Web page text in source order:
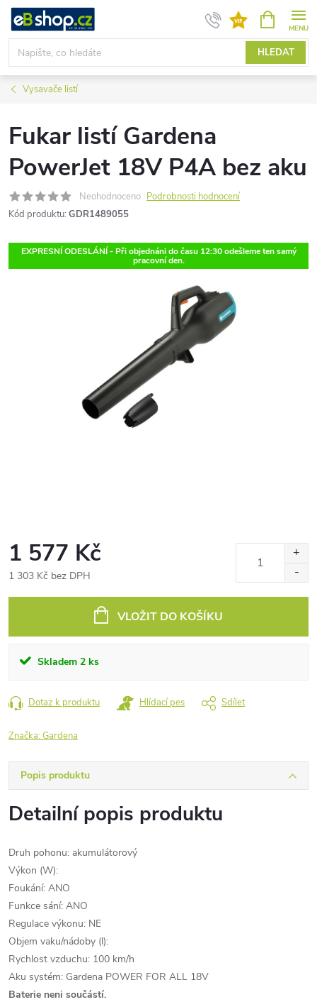
Přejít
obsah
HLEDAT
NÁKUPNÍ
KOŠÍK
Vysavače listí
Fukar listí Gardena
PowerJet 18V P4A bez aku
Neohodnoceno Podrobnosti hodnocení
Kód produktu: GDR1489055
EXPRESNÍ ODESLÁNÍ - Při objednáni do času 12:30 odešleme ten samý
pracovní den.
Skladem 2 ks
1 577 Kč
1 303 Kč bez DPH
VLOŽIT DO KOŠÍKU
Dotaz k produktu Hlídací pes Sdílet
Značka:Gardena
Popis produktu
Detailní popis produktu
Druh pohonu: akumulátorový
Výkon (W):
Foukání: ANO
Funkce sání: ANO
Regulace výkonu: NE
Objem vaku/nádoby (l):
Rychlost vzduchu: 100 km/h
Aku systém: Gardena POWER FOR ALL 18V
Baterie neni součástí.